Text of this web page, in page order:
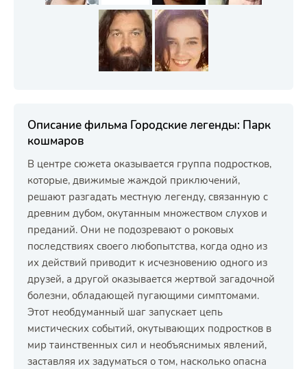
Описание фильма Городские легенды: Парк
кошмаров
В центре сюжета оказывается группа подростков,
которые, движимые жаждой приключений,
решают разгадать местную легенду, связанную с
древним дубом, окутанным множеством слухов и
преданий. Они не подозревают о роковых
последствиях своего любопытства, когда одно из
их действий приводит к исчезновению одного из
друзей, а другой оказывается жертвой загадочной
болезни, обладающей пугающими симптомами.
Этот необдуманный шаг запускает цепь
мистических событий, окутывающих подростков в
мир таинственных сил и необъяснимых явлений,
заставляя их задуматься о том, насколько опасна